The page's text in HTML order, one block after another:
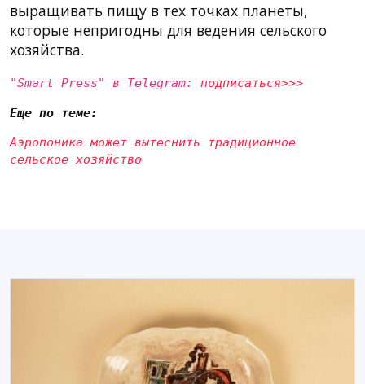
выращивать пищу в тех точках планеты,
которые непригодны для ведения сельского
хозяйства.
"Smart Press" в Telegram: подписаться>>>
Еще по теме:
Аэропоника может вытеснить традиционное
сельское хозяйство